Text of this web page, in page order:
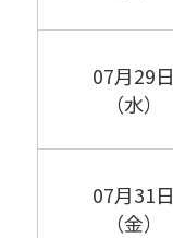
07月29日
（水）
07月31日
（金）